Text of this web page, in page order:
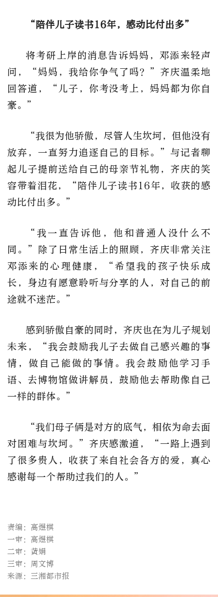
“陪伴儿子读书16年，感动比付出多”
将考研上岸的消息告诉妈妈，邓添来轻声
问，“妈妈，我给你争气了吗？”齐庆温柔地
回答道，“儿子，你考没考上，妈妈都为你自
豪。”
“我很为他骄傲，尽管人生坎坷，但他没有
放弃，一直努力追逐自己的目标。”与记者聊
起儿子提前送给自己的母亲节礼物，齐庆的笑
容带着泪花，“陪伴儿子读书16年，收获的感
动比付出多。”
“我一直告诉他，他和普通人没什么不
同。”除了日常生活上的照顾，齐庆非常关注
邓添来的心理健康，“希望我的孩子快乐成
长，身边有愿意聆听与分享的人，对自己的前
途就不迷茫。”
感到骄傲自豪的同时，齐庆也在为儿子规划
未来，“我会鼓励我儿子去做自己感兴趣的事
情，做自己能做的事情。我会鼓励他学习手
语、去博物馆做讲解员，鼓励他去帮助像自己
一样的群体。”
“我们母子俩是对方的底气，相依为命去面
对困难与坎坷。”齐庆感激道，“一路上遇到
了很多贵人，收获了来自社会各方的爱，真心
感谢每一个帮助过我们的人。”
责编：高煜棋
一审：高煜棋
二审：黄娟
三审：周文博
来源：三湘都市报